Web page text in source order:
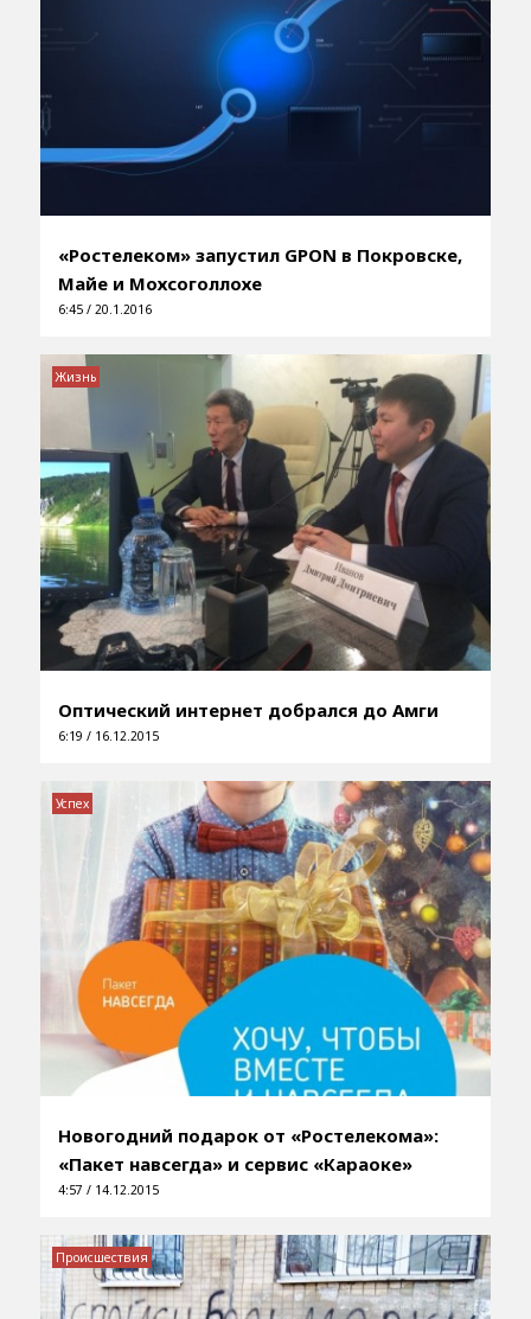
«Ростелеком» запустил GPON в Покровске,
Майе и Мохсоголлохе
6:45 / 20.1.2016
Оптический интернет добрался до Амги
6:19 / 16.12.2015
Жизнь
Новогодний подарок от «Ростелекома»:
«Пакет навсегда» и сервис «Караоке»
4:57 / 14.12.2015
Успех
Происшествия